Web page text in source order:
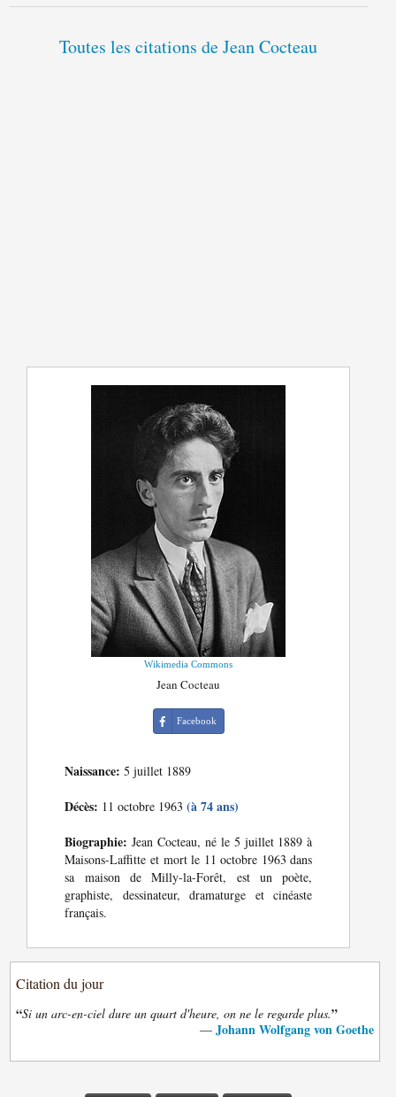
Toutes les citations de Jean Cocteau
Wikimedia Commons
Jean Cocteau
Facebook
Naissance: 5 juillet 1889
Décès: 11 octobre 1963(à 74 ans)
Biographie: Jean Cocteau, né le 5 juillet 1889 à
Maisons-Laffitte et mort le 11 octobre 1963 dans
sa maison de Milly-la-Forêt, est un poète,
graphiste, dessinateur, dramaturge et cinéaste
français.
Citation du jour
“Si un arc-en-ciel dure un quart d'heure, on ne le regarde plus.”
— Johann Wolfgang von Goethe